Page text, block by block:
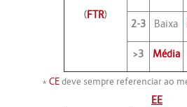
(FTR)
2-3 Baixa
>3 Média
* CEdeve sempre referenciar ao
EE